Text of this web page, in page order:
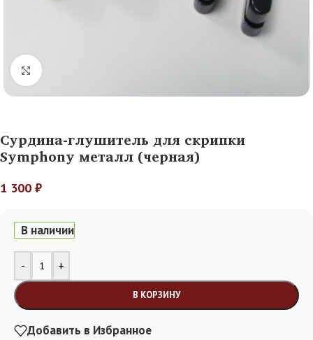
Нажмите, чтобы увеличить
Сурдина-глушитель для скрипки
Symphony металл (черная)
1 300 ₽
В наличии
- +
В КОРЗИНУ
Alternative:
Добавить в Избранное